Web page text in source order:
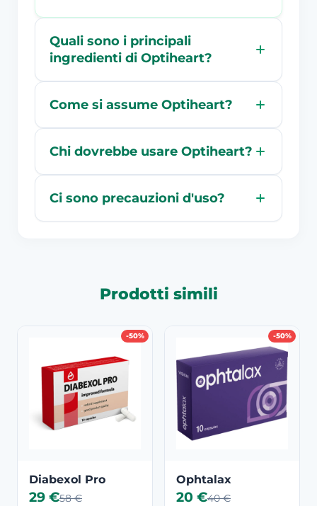
Quali sono i principali
ingredienti di Optiheart?
Come si assume Optiheart?
Chi dovrebbe usare Optiheart?
Ci sono precauzioni d'uso?
Prodotti simili
-50%
Diabexol Pro
29 €58 €
-50%
Ophtalax
20 €40 €